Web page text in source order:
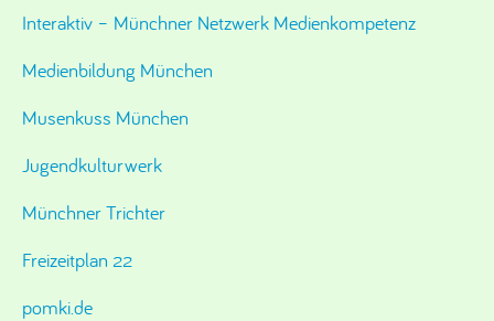
Interaktiv – Münchner Netzwerk Medienkompetenz
Medienbildung München
Musenkuss München
Jugendkulturwerk
Münchner Trichter
Freizeitplan 22
pomki.de